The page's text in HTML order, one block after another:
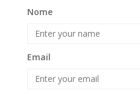
Nome
Email